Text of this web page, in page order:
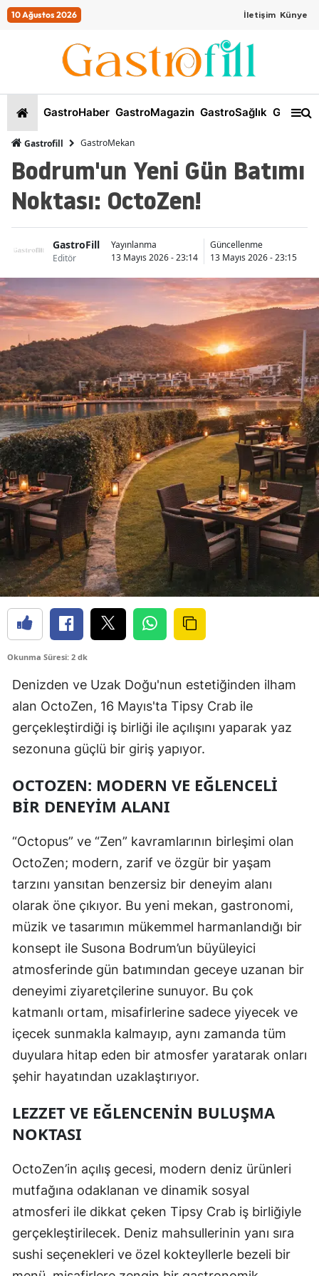
10 Ağustos 2026 İletişim Künye
GastroHaber GastroMagazin GastroSağlık
Gastrofill GastroMekan
Bodrum'un Yeni Gün Batımı
Noktası: OctoZen!
GastroFill
Editör
Yayınlanma
13 Mayıs 2026 - 23:14
Güncellenme
13 Mayıs 2026 - 23:15
Okunma Süresi: 2 dk
Denizden ve Uzak Doğu'nun estetiğinden ilham
alan OctoZen, 16 Mayıs'ta Tipsy Crab ile
gerçekleştirdiği iş birliği ile açılışını yaparak yaz
sezonuna güçlü bir giriş yapıyor.
OCTOZEN: MODERN VE EĞLENCELI
BIR DENEYIM ALANI
“Octopus” ve “Zen” kavramlarının birleşimi olan
OctoZen; modern, zarif ve özgür bir yaşam
tarzını yansıtan benzersiz bir deneyim alanı
olarak öne çıkıyor. Bu yeni mekan, gastronomi,
müzik ve tasarımın mükemmel harmanlandığı bir
konsept ile Susona Bodrum’un büyüleyici
atmosferinde gün batımından geceye uzanan bir
deneyimi ziyaretçilerine sunuyor. Bu çok
katmanlı ortam, misafirlerine sadece yiyecek ve
içecek sunmakla kalmayıp, aynı zamanda tüm
duyulara hitap eden bir atmosfer yaratarak onları
şehir hayatından uzaklaştırıyor.
LEZZET VE EĞLENCENIN BULUŞMA
NOKTASI
OctoZen’in açılış gecesi, modern deniz ürünleri
mutfağına odaklanan ve dinamik sosyal
atmosferi ile dikkat çeken Tipsy Crab iş birliğiyle
gerçekleştirilecek. Deniz mahsullerinin yanı sıra
sushi seçenekleri ve özel kokteyllerle bezeli bir